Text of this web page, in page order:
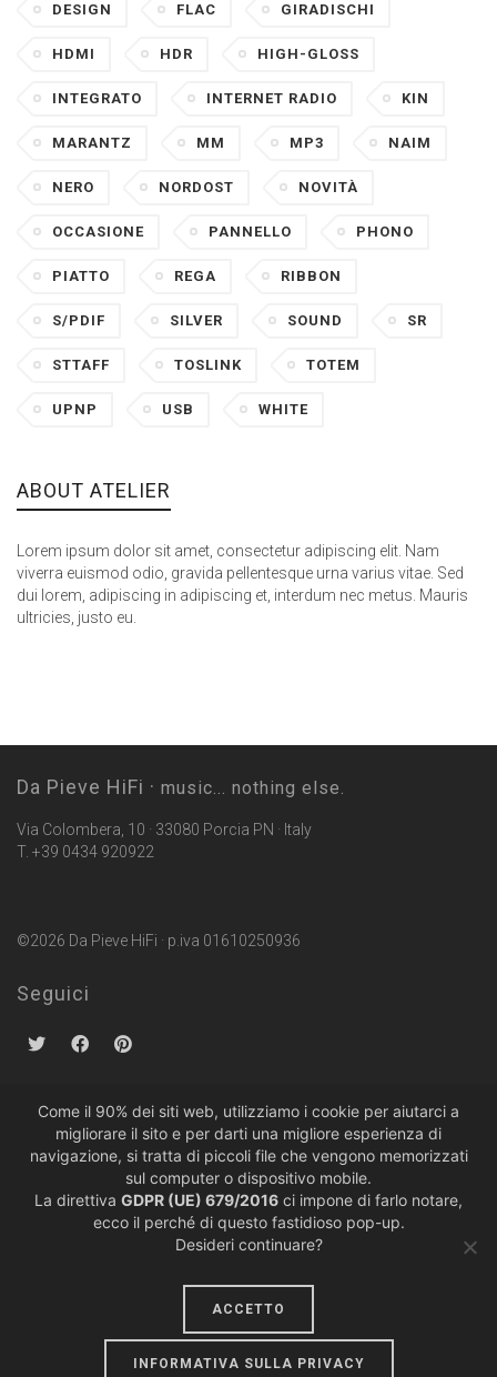
DESIGN FLAC GIRADISCHI
HDMI HDR HIGH-GLOSS
INTEGRATO INTERNET RADIO KIN
MARANTZ MM MP3 NAIM
NERO NORDOST NOVITÀ
OCCASIONE PANNELLO PHONO
PIATTO REGA RIBBON
S/PDIF SILVER SOUND SR
STTAFF TOSLINK TOTEM
UPNP USB WHITE
ABOUT ATELIER
Lorem ipsum dolor sit amet, consectetur adipiscing elit. Nam
viverra euismod odio, gravida pellentesque urna varius vitae. Sed
dui lorem, adipiscing in adipiscing et, interdum nec metus. Mauris
ultricies, justo eu.
Da Pieve HiFi · music... nothing else.
Via Colombera, 10 · 33080 Porcia PN · Italy
T. +39 0434 920922
©2026 Da Pieve HiFi · p.iva 01610250936
Seguici
Politiche sulla Privacy· Condizioni di Vendita
design by
Come il 90% dei siti web, utilizziamo i cookie per aiutarci a
migliorare il sito e per darti una migliore esperienza di
navigazione, si tratta di piccoli file che vengono memorizzati
sul computer o dispositivo mobile.
La direttiva GDPR (UE) 679/2016 ci impone di farlo notare,
ecco il perché di questo fastidioso pop-up.
Desideri continuare?
ACCETTO
INFORMATIVA SULLA PRIVACY